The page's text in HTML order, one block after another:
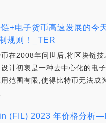
+电子货币高速发展的今
规则！_TER
在2008年问世后,将区块链
计初衷是一种去中心化的电
范围有限,使得比特币无法成
(FIL) 2023 年价格分析